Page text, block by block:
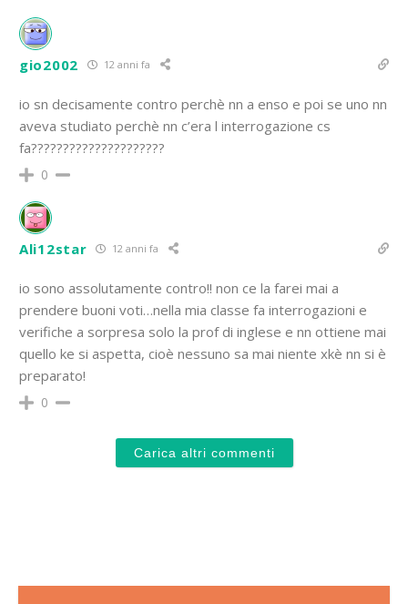
gio2002 12 anni fa
io sn decisamente contro perchè nn a enso e poi se uno nn
aveva studiato perchè nn c’era l interrogazione cs
fa?????????????????????
0
Ali12star 12 anni fa
io sono assolutamente contro!! non ce la farei mai a
prendere buoni voti…nella mia classe fa interrogazioni e
verifiche a sorpresa solo la prof di inglese e nn ottiene mai
quello ke si aspetta, cioè nessuno sa mai niente xkè nn si è
preparato!
0
Carica altri commenti